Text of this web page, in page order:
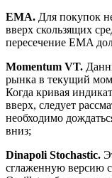
EMA. Для покупок
вверх скользящих
пересечение EMA
Momentum VT.
рынка в текущий
Когда кривая
вверх, следует
необходимо
вниз;
Dinapoli Stochastic.
сглаженную версию